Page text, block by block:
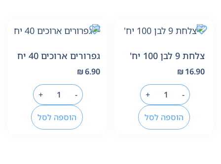
צלחת 9 לבן 100 יח'
₪16.90
-
+
הוספה לסל
גפרורים ארוכים 40 יח
₪6.90
-
+
הוספה לסל